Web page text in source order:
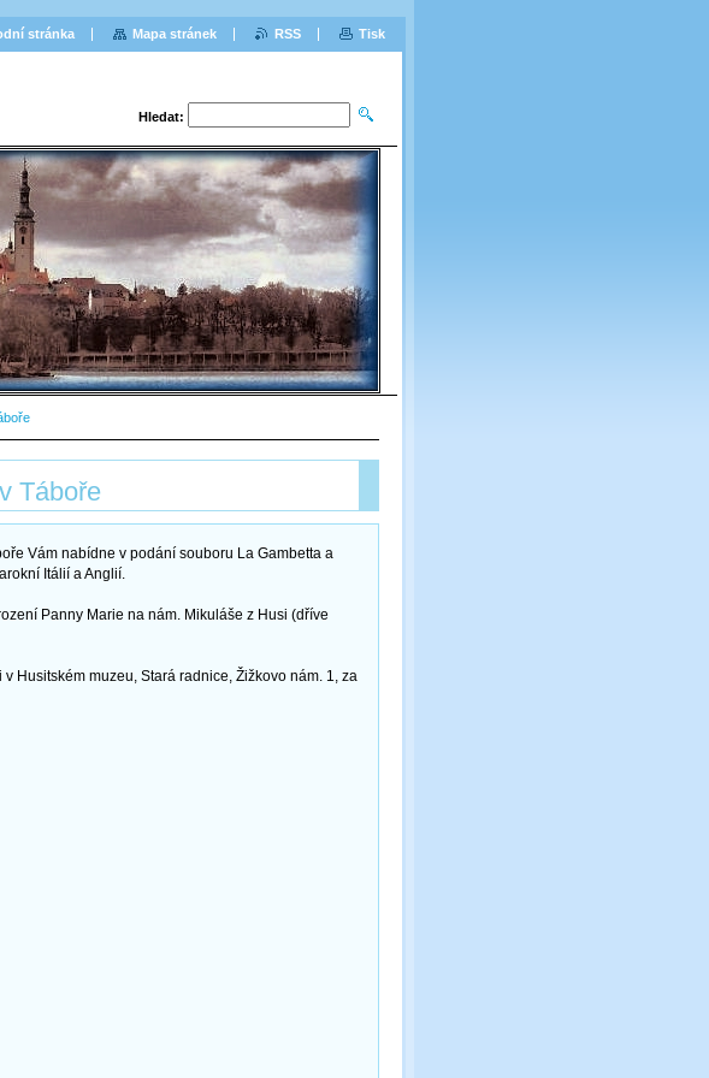
Hledat:
Táboře
Vám nabídne v podání souboru La Gambetta a
Itálií a Anglií.
Panny Marie na nám. Mikuláše z Husi (dříve
Husitském muzeu, Stará radnice, Žižkovo nám. 1, za
stránka Mapa stránek RSS Tisk